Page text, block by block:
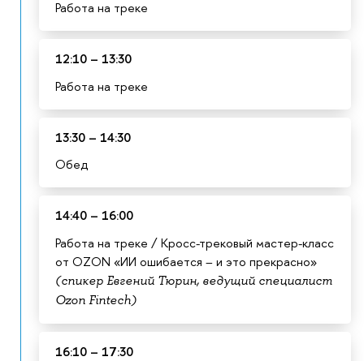
Работа на треке
12:10 – 13:30
Работа на треке
13:30 – 14:30
Обед
14:40 – 16:00
Работа на треке / Кросс-трековый мастер-класс
от OZON «ИИ ошибается – и это прекрасно»
(спикер Евгений Тюрин, ведущий специалист
Ozon Fintech)
16:10 – 17:30